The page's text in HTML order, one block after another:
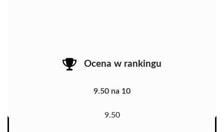
Ocena w rankingu
9.50 na 10
9.50